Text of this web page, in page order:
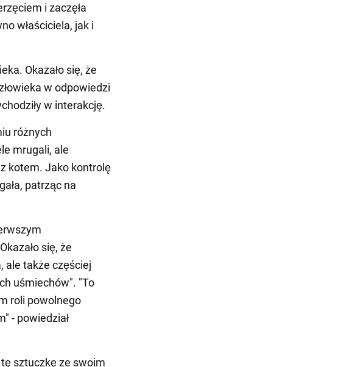
i zaczęła
właściciela, jak i
Okazało się, że
w odpowiedzi
w interakcję.
różnych
mrugali, ale
kotem. Jako kontrolę
patrząc na
się, że
ale także częściej
uśmiechów". "To
roli powolnego
- powiedział
sztuczkę ze swoim